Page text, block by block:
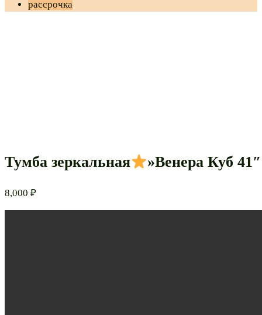
рассрочка
Тумба зеркальная »Венера Куб 41″
8,000 ₽